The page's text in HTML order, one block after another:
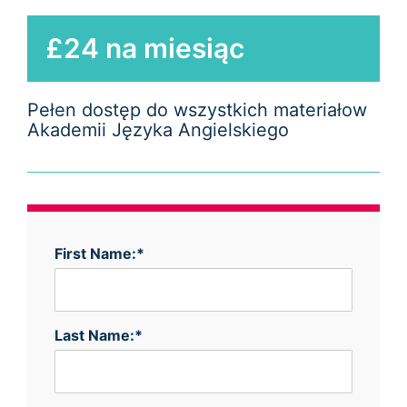
£24 na miesiąc
Pełen dostęp do wszystkich materiałow
Akademii Języka Angielskiego
First Name:*
Last Name:*